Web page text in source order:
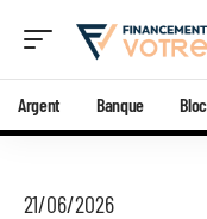
Argent Banque
21/06/2026